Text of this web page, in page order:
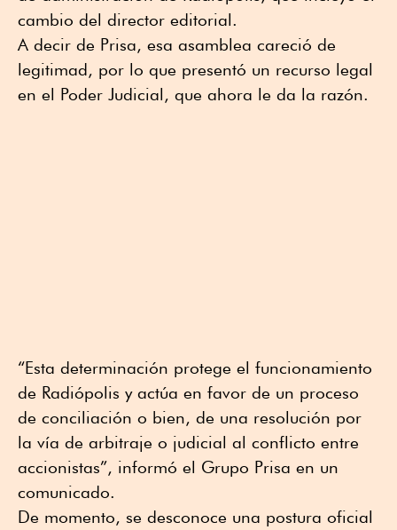
cambio del director editorial.
A decir de Prisa, esa asamblea careció de
legitimad, por lo que presentó un recurso legal
en el Poder Judicial, que ahora le da la razón.
“Esta determinación protege el funcionamiento
de Radiópolis y actúa en favor de un proceso
de conciliación o bien, de una resolución por
la vía de arbitraje o judicial al conflicto entre
accionistas”, informó el Grupo Prisa en un
comunicado.
De momento, se desconoce una postura oficial